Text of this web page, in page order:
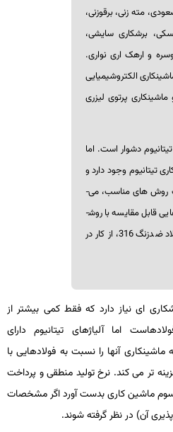
مته ­زنی، برقوزنی،
برشکاری سایشی،
و اره­ک اری نواری.
الکتروشیمیایی
پرتوی لیزری
دشوار است. اما
تیتانیوم وجود دارد و
تولیدکنندگان می ­دانند که با انتخاب روش­ های مناسب، می­
توان تیتانیوم را با استفاده از روش­ هایی قابل مقایسه با روش­
های به کار رفته برای ماشین­کاری فولاد ضدزنگ 316، از کار در
ای نیاز دارد که فقط کمی بیشتر از
اما آلیاژهای تیتانیوم دارای
آنها را نسبت به فولادهایی با
­تر می­ کند. نرخ تولید منطقی و پرداخت
ماشین­ کاری بدست آورد اگر مشخصات
آن) در نظر گرفته شوند.